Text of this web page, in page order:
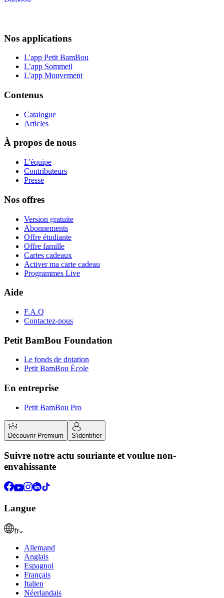
Nos applications
L'app Petit BamBou
L’app Sommeil
L’app Mouvement
Contenus
Catalogue
Articles
À propos de nous
L'équipe
Contributeurs
Presse
Nos offres
Version gratuite
Abonnements
Offre étudiante
Offre famille
Cartes cadeaux
Activer ma carte cadeau
Programmes Live
Aide
F.A.Q
Contactez-nous
Petit BamBou Foundation
Le fonds de dotation
Petit BamBou École
En entreprise
Petit BamBou Pro
Découvrir Premium S'identifier
Suivre notre actu souriante et voulue non-
envahissante
Langue
fr
Allemand
Anglais
Espagnol
Français
Italien
Néerlandais